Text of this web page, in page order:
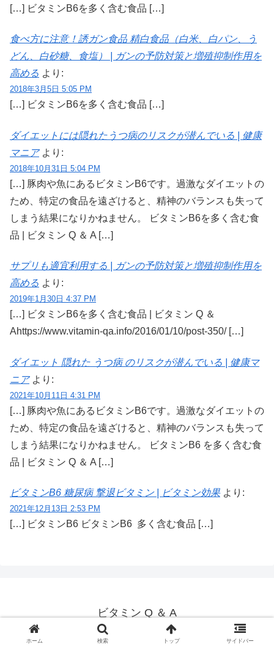
[…] ビタミンB6を多く含む食品 […]
食べ方に注意！誘ガン食品 精白食品（白米、白パン、う
どん、白砂糖、食塩） | ガンの予防対策と増殖抑制作用を
高める より:
2018年3月5日 5:05 PM
[…] ビタミンB6を多く含む食品 […]
ダイエットには隠れたうつ病のリスクが潜んでいる | 健康
マニア より:
2018年10月31日 5:04 PM
[…] 豚肉や魚にあるビタミンB6です。過激なダイエットの
ため、特定の食品を遠ざけると、精神のバランスも失って
しまう結果になりかねません。 ビタミンB6を多く含む食
品 | ビタミン Q ＆ A […]
サプリも適宜利用する | ガンの予防対策と増殖抑制作用を
高める より:
2019年1月30日 4:37 PM
[…] ビタミンB6を多く含む食品 | ビタミン Q ＆
Ahttps://www.vitamin-qa.info/2016/01/10/post-350/ […]
ダイエット 隠れた うつ病 のリスクが潜んでいる | 健康マ
ニア より:
2021年10月11日 4:31 PM
[…] 豚肉や魚にあるビタミンB6です。過激なダイエットの
ため、特定の食品を遠ざけると、精神のバランスも失って
しまう結果になりかねません。 ビタミンB6 を多く含む食
品 | ビタミン Q ＆ A […]
ビタミンB6 糖尿病 撃退ビタミン | ビタミン効果 より:
2021年12月13日 2:53 PM
[…] ビタミンB6 ビタミンB6 多く含む食品 […]
ビタミン Q ＆ A
© 2014 ビタミン Q ＆ A.
ホーム 検索 トップ サイドバー